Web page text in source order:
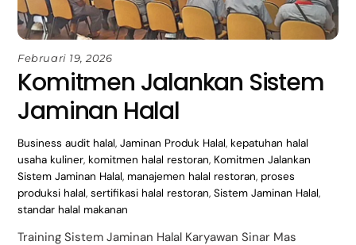
Februari 19, 2026
Komitmen Jalankan Sistem
Jaminan Halal
Business audit halal,Jaminan Produk Halal, kepatuhan halal
usaha kuliner, komitmen halal restoran, Komitmen Jalankan
Sistem Jaminan Halal, manajemen halal restoran, proses
produksi halal,sertifikasi halal restoran,Sistem Jaminan Halal,
standar halal makanan
Training Sistem Jaminan Halal Karyawan Sinar Mas